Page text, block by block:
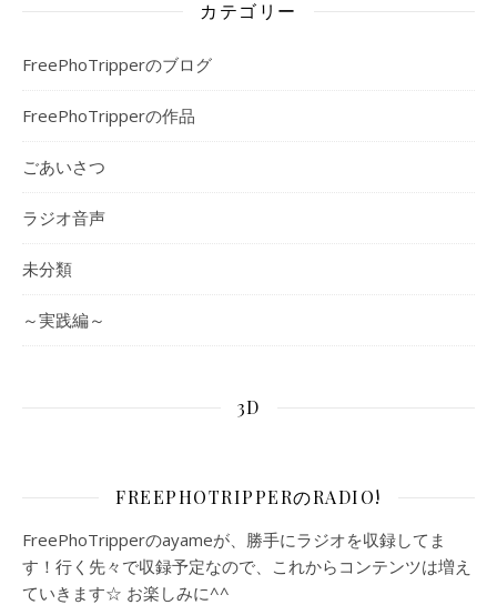
カテゴリー
FreePhoTripperのブログ
FreePhoTripperの作品
ごあいさつ
ラジオ音声
未分類
～実践編～
3D
FREEPHOTRIPPERのRADIO!
FreePhoTripperのayameが、勝手にラジオを収録してま
す！行く先々で収録予定なので、これからコンテンツは増え
ていきます☆ お楽しみに^^